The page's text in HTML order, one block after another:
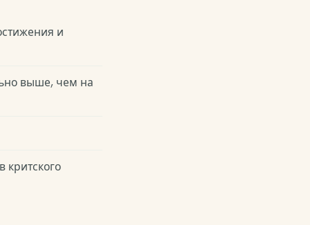
и
выше, чем на
критского